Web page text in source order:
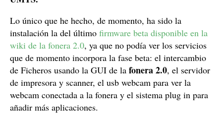
Lo único que he hecho, de momento, ha sido la
instalación la del último firmware beta disponible en la
wiki de la fonera 2.0, ya que no podía ver los servicios
que de momento incorpora la fase beta: el intercambio
de Ficheros usando la GUI de la fonera 2.0, el servidor
de impresora y scanner, el usb webcam para ver la
webcam conectada a la fonera y el sistema plug in para
añadir más aplicaciones.